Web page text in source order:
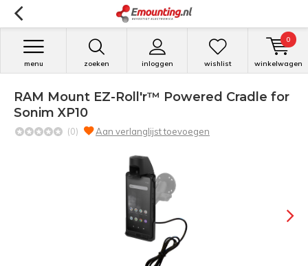
zoeken inloggen
menu wishlist winkelwagen
0
RAM Mount EZ-Roll'r™ Powered Cradle for
Sonim XP10
(0) Aan verlanglijst toevoegen